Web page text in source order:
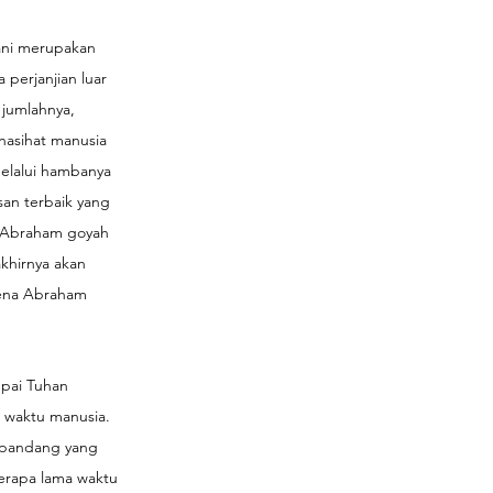
merupakan
perjanjian luar
manusia
hambanya
terbaik yang
goyah
akan
Abraham
Tuhan
manusia.
yang
lama waktu